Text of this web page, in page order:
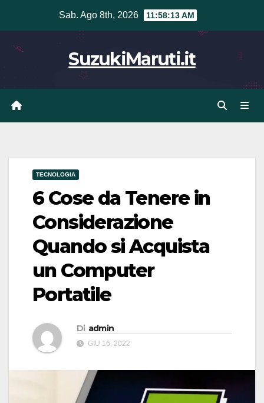
contenuto
Sab. Ago 8th, 2026 11:58:13 AM
SuzukiMaruti.it
TECNOLOGIA
6 Cose da Tenere in
Considerazione
Quando si Acquista
un Computer
Portatile
Di admin
GIU 16, 2022